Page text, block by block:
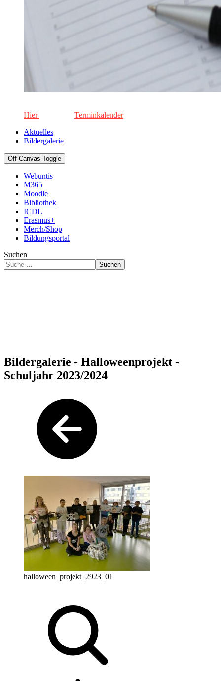
Hier
Terminkalender
Aktuelles
Bildergalerie
Off-Canvas Toggle
Webuntis
M365
Moodle
Bibliothek
ICDL
Erasmus+
Merch/Shop
Bildungsportal
Suchen
Suchen
Bildergalerie - Halloweenprojekt -
Schuljahr 2023/2024
halloween_projekt_2923_01